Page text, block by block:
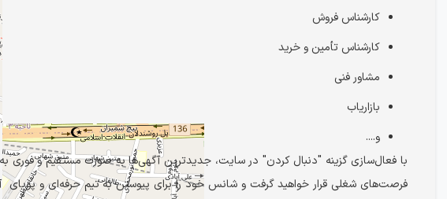
کارشناس فروش
کارشناس تأمین و خرید
مشاور فنی
بازاریاب
و....
با فعال‌سازی گزینه "دنبال کردن" در سایت، جدیدترین آگهی‌ها به صورت مستقیم و فوری
فرصت‌های شغلی قرار خواهید گرفت و شانس خود را برای پیوستن به تیم حرفه‌ای و پویای